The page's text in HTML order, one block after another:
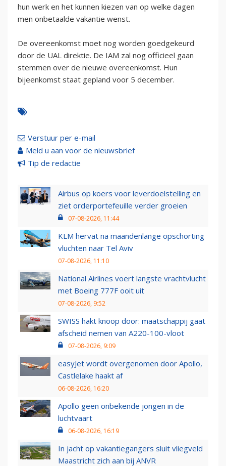
hun werk en het kunnen kiezen van op welke dagen
men onbetaalde vakantie wenst.
De overeenkomst moet nog worden goedgekeurd
door de UAL direktie. De IAM zal nog officieel gaan
stemmen over de nieuwe overeenkomst. Hun
bijeenkomst staat gepland voor 5 december.
Verstuur per e-mail
Meld u aan voor de nieuwsbrief
Tip de redactie
Airbus op koers voor leverdoelstelling en
ziet orderportefeuille verder groeien
07-08-2026, 11:44
KLM hervat na maandenlange opschorting
vluchten naar Tel Aviv
07-08-2026, 11:10
National Airlines voert langste vrachtvlucht
met Boeing 777F ooit uit
07-08-2026, 9:52
SWISS hakt knoop door: maatschappij gaat
afscheid nemen van A220-100-vloot
07-08-2026, 9:09
easyJet wordt overgenomen door Apollo,
Castlelake haakt af
06-08-2026, 16:20
Apollo geen onbekende jongen in de
luchtvaart
06-08-2026, 16:19
In jacht op vakantiegangers sluit vliegveld
Maastricht zich aan bij ANVR